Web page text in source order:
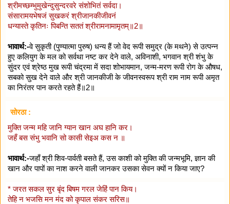
श्रीमच्छम्भुमुखेन्दुसुन्दरवरे संशोभितं सर्वदा।
संसारामयभेषजं सुखकरं श्रीजानकीजीवनं
धन्यास्ते कृतिनः पिबन्ति सततं श्रीरामनामामृतम्॥2॥
भावार्थ:-वे सुकृती (पुण्यात्मा पुरुष) धन्य हैं जो वेद रूपी समुद्र (के मथने) से उत्पन्न
हुए कलियुग के मल को सर्वथा नष्ट कर देने वाले, अविनाशी, भगवान श्री शंभु के
सुंदर एवं श्रेष्ठ मुख रूपी चंद्रमा में सदा शोभायमान, जन्म-मरण रूपी रोग के औषध,
सबको सुख देने वाले और श्री जानकीजी के जीवनस्वरूप श्री राम नाम रूपी अमृत
का निरंतर पान करते रहते हैं॥2॥
सोरठा :
मुक्ति जन्म महि जानि ग्यान खान अघ हानि कर।
जहँ बस संभु भवानि सो कासी सेइअ कस न ॥
भावार्थ:-जहाँ श्री शिव-पार्वती बसते हैं, उस काशी को मुक्ति की जन्मभूमि, ज्ञान की
खान और पापों का नाश करने वाली जानकर उसका सेवन क्यों न किया जाए?
* जरत सकल सुर बृंद बिषम गरल जेहिं पान किय।
तेहि न भजसि मन मंद को कृपाल संकर सरिस॥